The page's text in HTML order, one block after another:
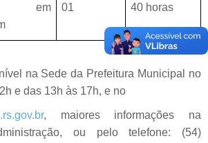
em
01 40 horas
na Sede da Prefeitura Municipal no
e das 13h às 17h, e no
, maiores informações na
ou pelo telefone: (54)